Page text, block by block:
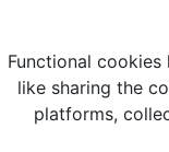
Functional
like sharing the
platforms,